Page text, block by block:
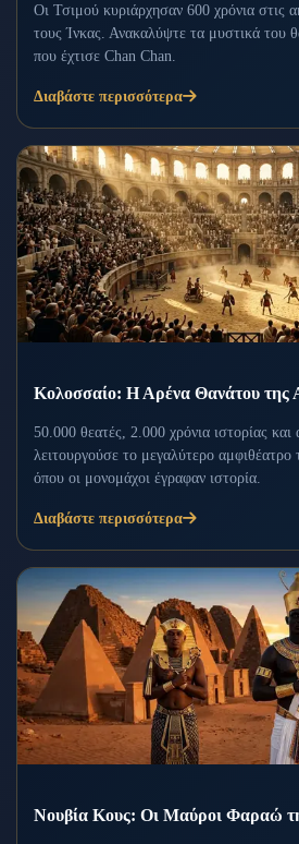
Οι Τσιμού κυριάρχησαν 600 χρόνια στις
τους Ίνκας. Ανακαλύψτε τα μυστικά του
που έχτισε Chan Chan.
Διαβάστε περισσότερα
Κολοσσαίο: Η Αρένα Θανάτου της
50.000 θεατές, 2.000 χρόνια ιστορίας
λειτουργούσε το μεγαλύτερο
όπου οι μονομάχοι έγραφαν ιστορία.
Διαβάστε περισσότερα
Νουβία Κους: Οι Μαύροι Φαραώ